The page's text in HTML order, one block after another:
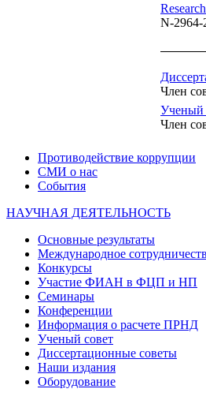
N-2964-
Член
Ученый
Член
Противодействие коррупции
СМИ о нас
События
НАУЧНАЯ ДЕЯТЕЛЬНОСТЬ
Основные результаты
Международное
Конкурсы
Участие ФИАН в ФЦП и НП
Семинары
Конференции
Информация о расчете ПРНД
Ученый совет
Диссертационные советы
Наши издания
Оборудование